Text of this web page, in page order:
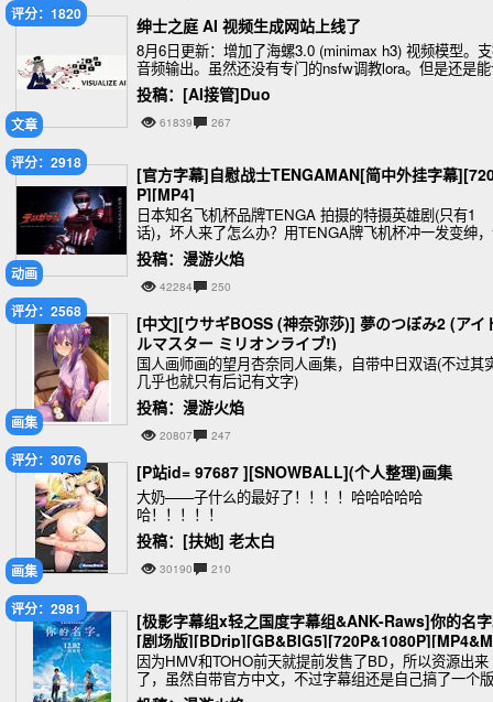
文章
评分：1820
绅士之庭 AI 视频生成网站上线了
8月6日更新：增加了海螺3.0 (minimax h3) 视频模型。
音频输出。虽然还没有专门的nsfw调教lora。但是还是
图片合理动起来的
投稿：[AI接管]Duo
61839 267
动画
评分：2918
[官方字幕]自慰战士TENGAMAN[简中外挂字幕
P][MP4]
日本知名飞机杯品牌TENGA 拍摄的特摄英雄剧(只有1
话)，坏人来了怎么办？用TENGA牌飞机杯冲一发变绅
对方社保就完事了！
投稿：漫游火焰
42284 250
画集
评分：2568
[中文][ウサギBOSS (神奈弥莎)] 夢のつぼみ2 (アイ
ルマスター ミリオンライブ!)
国人画师画的望月杏奈同人画集，自带中日双语(不过其
几乎也就只有后记有文字)
投稿：漫游火焰
20807 247
画集
评分：3076
[P站id= 97687 ][SNOWBALL](个人整理)画集
大奶——子什么的最好了！！！！哈哈哈哈哈
哈！！！！！
投稿：[扶她] 老太白
30190 210
评分：2981
[极影字幕组x轻之国度字幕组&ANK-Raws]你的名
[剧场版
V]
因为HMV和TOHO前天就提前发售了BD，所以资源出来
了，虽然自带官方中文，不过字幕组还是自己搞了一个版
本